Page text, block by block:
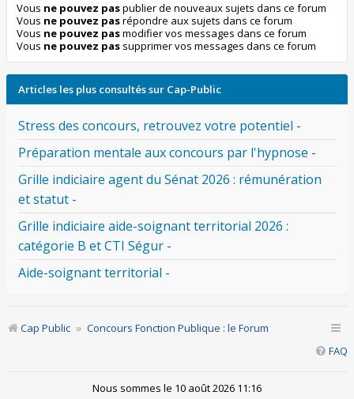
Vous ne pouvez paspublier de nouveaux sujets dans ce forum
Vous ne pouvez pasrépondre aux sujets dans ce forum
Vous ne pouvez pasmodifier vos messages dans ce forum
Vous ne pouvez pas supprimer vos messages dans ce forum
Articles les plus consultés sur Cap-Public
Stress des concours, retrouvez votre potentiel -
Préparation mentale aux concours par l'hypnose -
Grille indiciaire agent du Sénat 2026 : rémunération
et statut -
Grille indiciaire aide-soignant territorial 2026 :
catégorie B et CTI Ségur -
Aide-soignant territorial -
Cap Public
Concours Fonction Publique : le Forum
FAQ
Nous sommes le 10 août 2026 11:16